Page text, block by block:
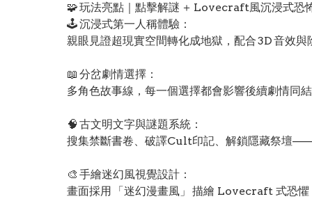
🧩 玩法亮點｜點擊解謎 ＋ Lovecraft風沉浸式恐
🕹️ 沉浸式第一人稱體驗：
親眼見證超現實空間轉化成地獄，配合 3D 音效
📖 分岔劇情選擇：
多角色故事線，每一個選擇都會影響後續劇情同
🧠 古文明文字與謎題系統：
搜集禁斷書卷、破譯Cult印記、解鎖隱藏祭壇
🎨 手繪迷幻風視覺設計：
畫面採用 「迷幻漫畫風」 描繪 Lovecraft 式恐